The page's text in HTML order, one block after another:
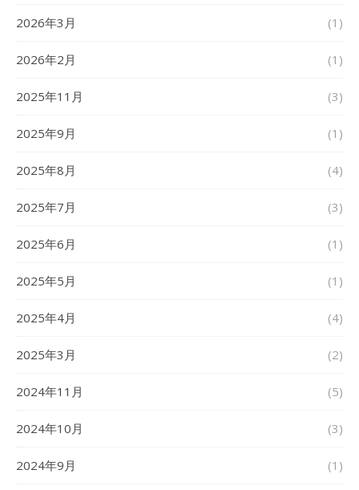
2026年3月 (1)
2026年2月 (1)
2025年11月 (3)
2025年9月 (1)
2025年8月 (4)
2025年7月 (3)
2025年6月 (1)
2025年5月 (1)
2025年4月 (4)
2025年3月 (2)
2024年11月 (5)
2024年10月 (3)
2024年9月 (1)